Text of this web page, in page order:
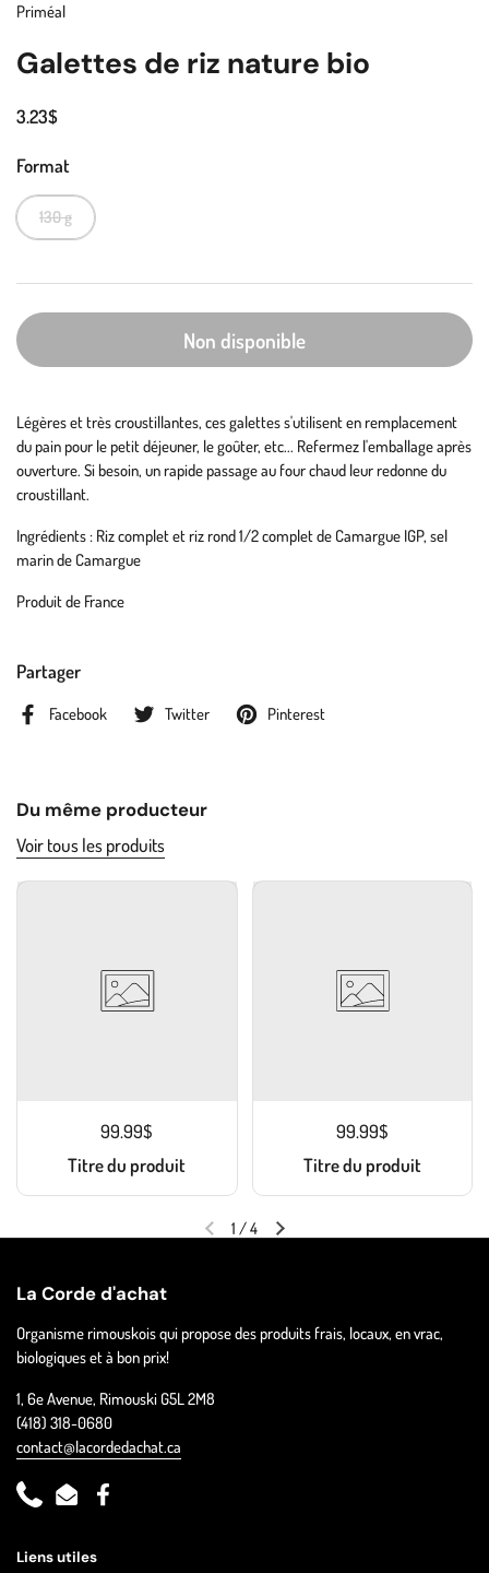
Priméal
Galettes de riz nature bio
3.23$
Format
130 g
Non disponible
Légères et très croustillantes, ces galettes s'utilisent en remplacement
du pain pour le petit déjeuner, le goûter, etc... Refermez l'emballage après
ouverture. Si besoin, un rapide passage au four chaud leur redonne du
croustillant.
Ingrédients : Riz complet et riz rond 1/2 complet de Camargue IGP, sel
marin de Camargue
Produit de France
Partager
Facebook Twitter Pinterest
Du même producteur
Voir tous les produits
99.99$
Titre du produit
99.99$
Titre du produit
1 /4
La Corde d'achat
Organisme rimouskois qui propose des produits frais, locaux, en vrac,
biologiques et à bon prix!
1, 6e Avenue, Rimouski G5L 2M8
(418) 318-0680
contact@lacordedachat.ca
PhoneEmailFacebook
Liens utiles